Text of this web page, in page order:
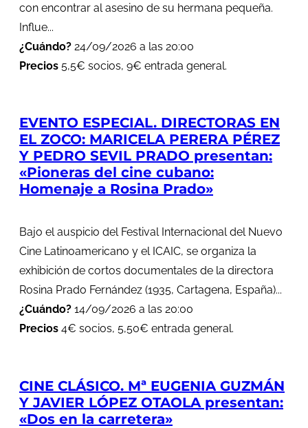
con encontrar al asesino de su hermana pequeña.
Influe...
¿Cuándo? 24/09/2026 a las 20:00
Precios 5,5€ socios, 9€ entrada general.
EVENTO ESPECIAL. DIRECTORAS EN
EL ZOCO: MARICELA PERERA PÉREZ
Y PEDRO SEVIL PRADO presentan:
«Pioneras del cine cubano:
Homenaje a Rosina Prado»
Bajo el auspicio del Festival Internacional del Nuevo
Cine Latinoamericano y el ICAIC, se organiza la
exhibición de cortos documentales de la directora
Rosina Prado Fernández (1935, Cartagena, España)...
¿Cuándo? 14/09/2026 a las 20:00
Precios 4€ socios, 5,50€ entrada general.
CINE CLÁSICO. Mª EUGENIA GUZMÁN
Y JAVIER LÓPEZ OTAOLA presentan:
«Dos en la carretera»